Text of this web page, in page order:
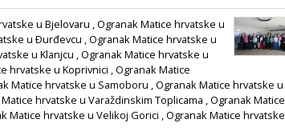
u Bjelovaru ,Ogranak Matice hrvatske u
u Ðurđevcu ,Ogranak Matice hrvatske u
u Klanjcu ,Ogranak Matice hrvatske u
hrvatske u Koprivnici ,Ogranak Matice
Matice hrvatske u Samoboru ,Ogranak Matice hrvatske u
hrvatske u Varaždinskim Toplicama ,Ogranak Matice
Matice hrvatske u Velikoj Gorici ,Ogranak Matice hrvatske